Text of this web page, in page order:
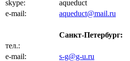
skype:
aqueduct
e-mail:
aqueduct@mail.ru
Санкт-Петербург:
тел.:
e-mail:
s-g@g-u.ru